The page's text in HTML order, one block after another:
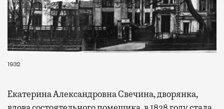
1932
Екатерина Александровна Свечина, дворянка,